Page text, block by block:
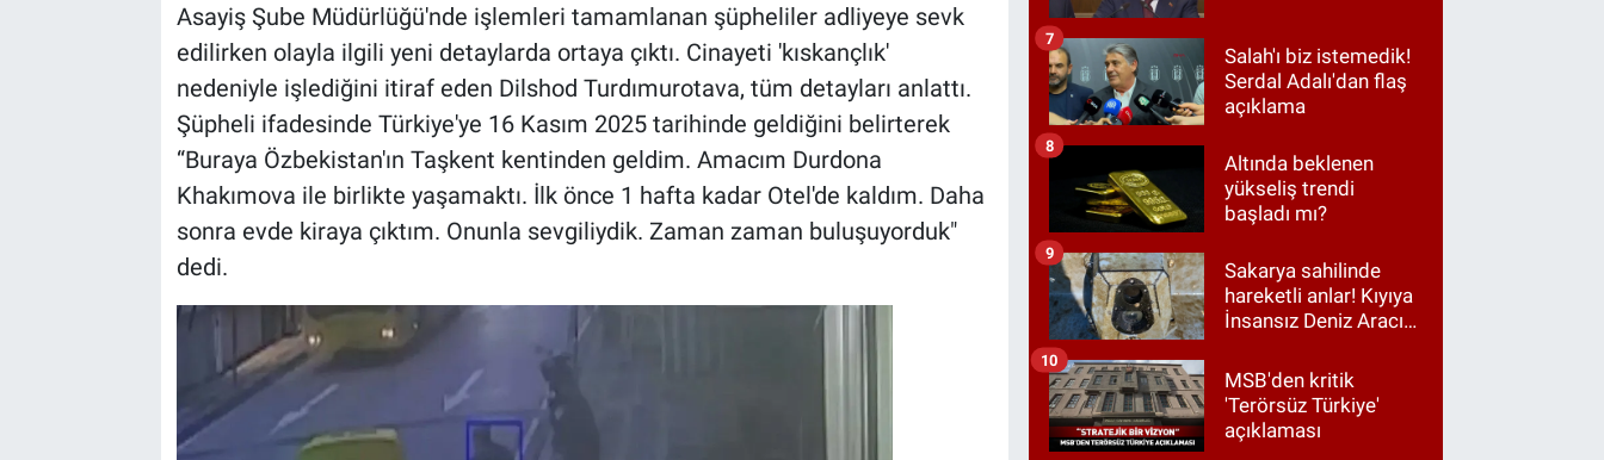
Asayiş Şube Müdürlüğü'nde işlemleri tamamlanan şüpheliler adliyeye sevk
edilirken olayla ilgili yeni detaylarda ortaya çıktı. Cinayeti 'kıskançlık'
nedeniyle işlediğini itiraf eden Dilshod Turdımurotava, tüm detayları anlattı.
Şüpheli ifadesinde Türkiye'ye 16 Kasım 2025 tarihinde geldiğini belirterek
“Buraya Özbekistan'ın Taşkent kentinden geldim. Amacım Durdona
Khakımova ile birlikte yaşamaktı. İlk önce 1 hafta kadar Otel'de kaldım. Daha
sonra evde kiraya çıktım. Onunla sevgiliydik. Zaman zaman buluşuyorduk"
dedi.
Salah'ı biz istemedik!
Serdal Adalı'dan flaş
açıklama
7
Altında beklenen
yükseliş trendi
başladı mı?
8
Sakarya sahilinde
hareketli anlar! Kıyıya
İnsansız Deniz Aracı
9
MSB'den kritik
'Terörsüz Türkiye'
açıklaması
10